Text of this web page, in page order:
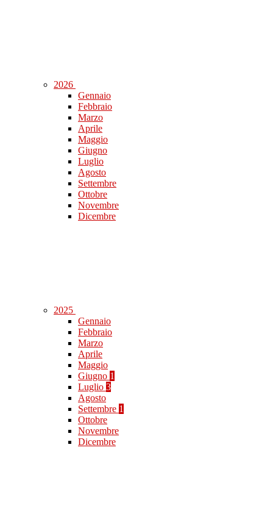
2026
Gennaio
Febbraio
Marzo
Aprile
Maggio
Giugno
Luglio
Agosto
Settembre
Ottobre
Novembre
Dicembre
2025
Gennaio
Febbraio
Marzo
Aprile
Maggio
Giugno 1
Luglio 3
Agosto
Settembre 1
Ottobre
Novembre
Dicembre